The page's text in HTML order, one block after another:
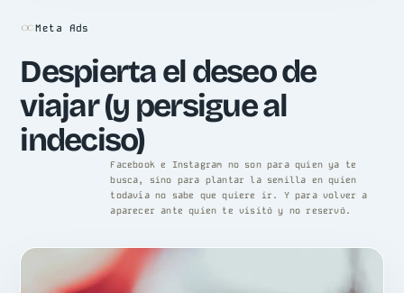
Meta Ads
Despierta el deseo de
viajar (y persigue al
indeciso)
Facebook e Instagram no son para quien ya te
busca, sino para plantar la semilla en quien
todavía no sabe que quiere ir. Y para volver a
aparecer ante quien te visitó y no reservó.